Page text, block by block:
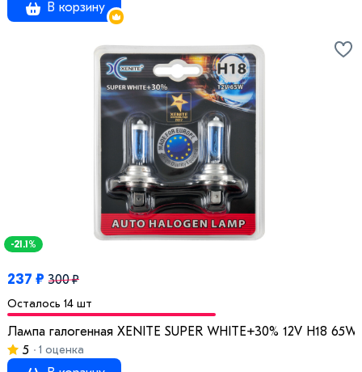
В корзину
-21.1%
237 ₽ 300 ₽
Осталось 14 шт
Лампа галогенная XENITE SUPER WHITE+30% 12V H18
5
1 оценка